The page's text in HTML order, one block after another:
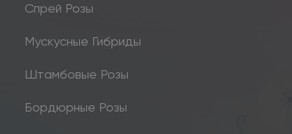
Спрей Розы
Мускусные Гибриды
Штамбовые Розы
Бордюрные Розы